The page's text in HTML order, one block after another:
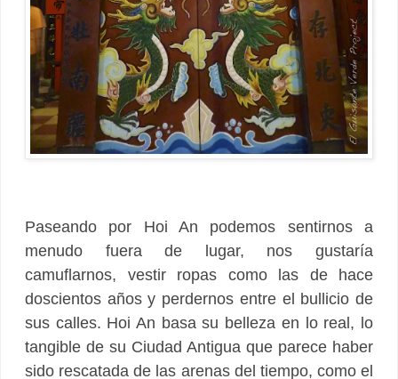
Paseando por Hoi An podemos sentirnos a
menudo fuera de lugar, nos gustaría
camuflarnos, vestir ropas como las de hace
doscientos años y perdernos entre el bullicio de
sus calles. Hoi An basa su belleza en lo real, lo
tangible de su Ciudad Antigua que parece haber
sido rescatada de las arenas del tiempo, como el